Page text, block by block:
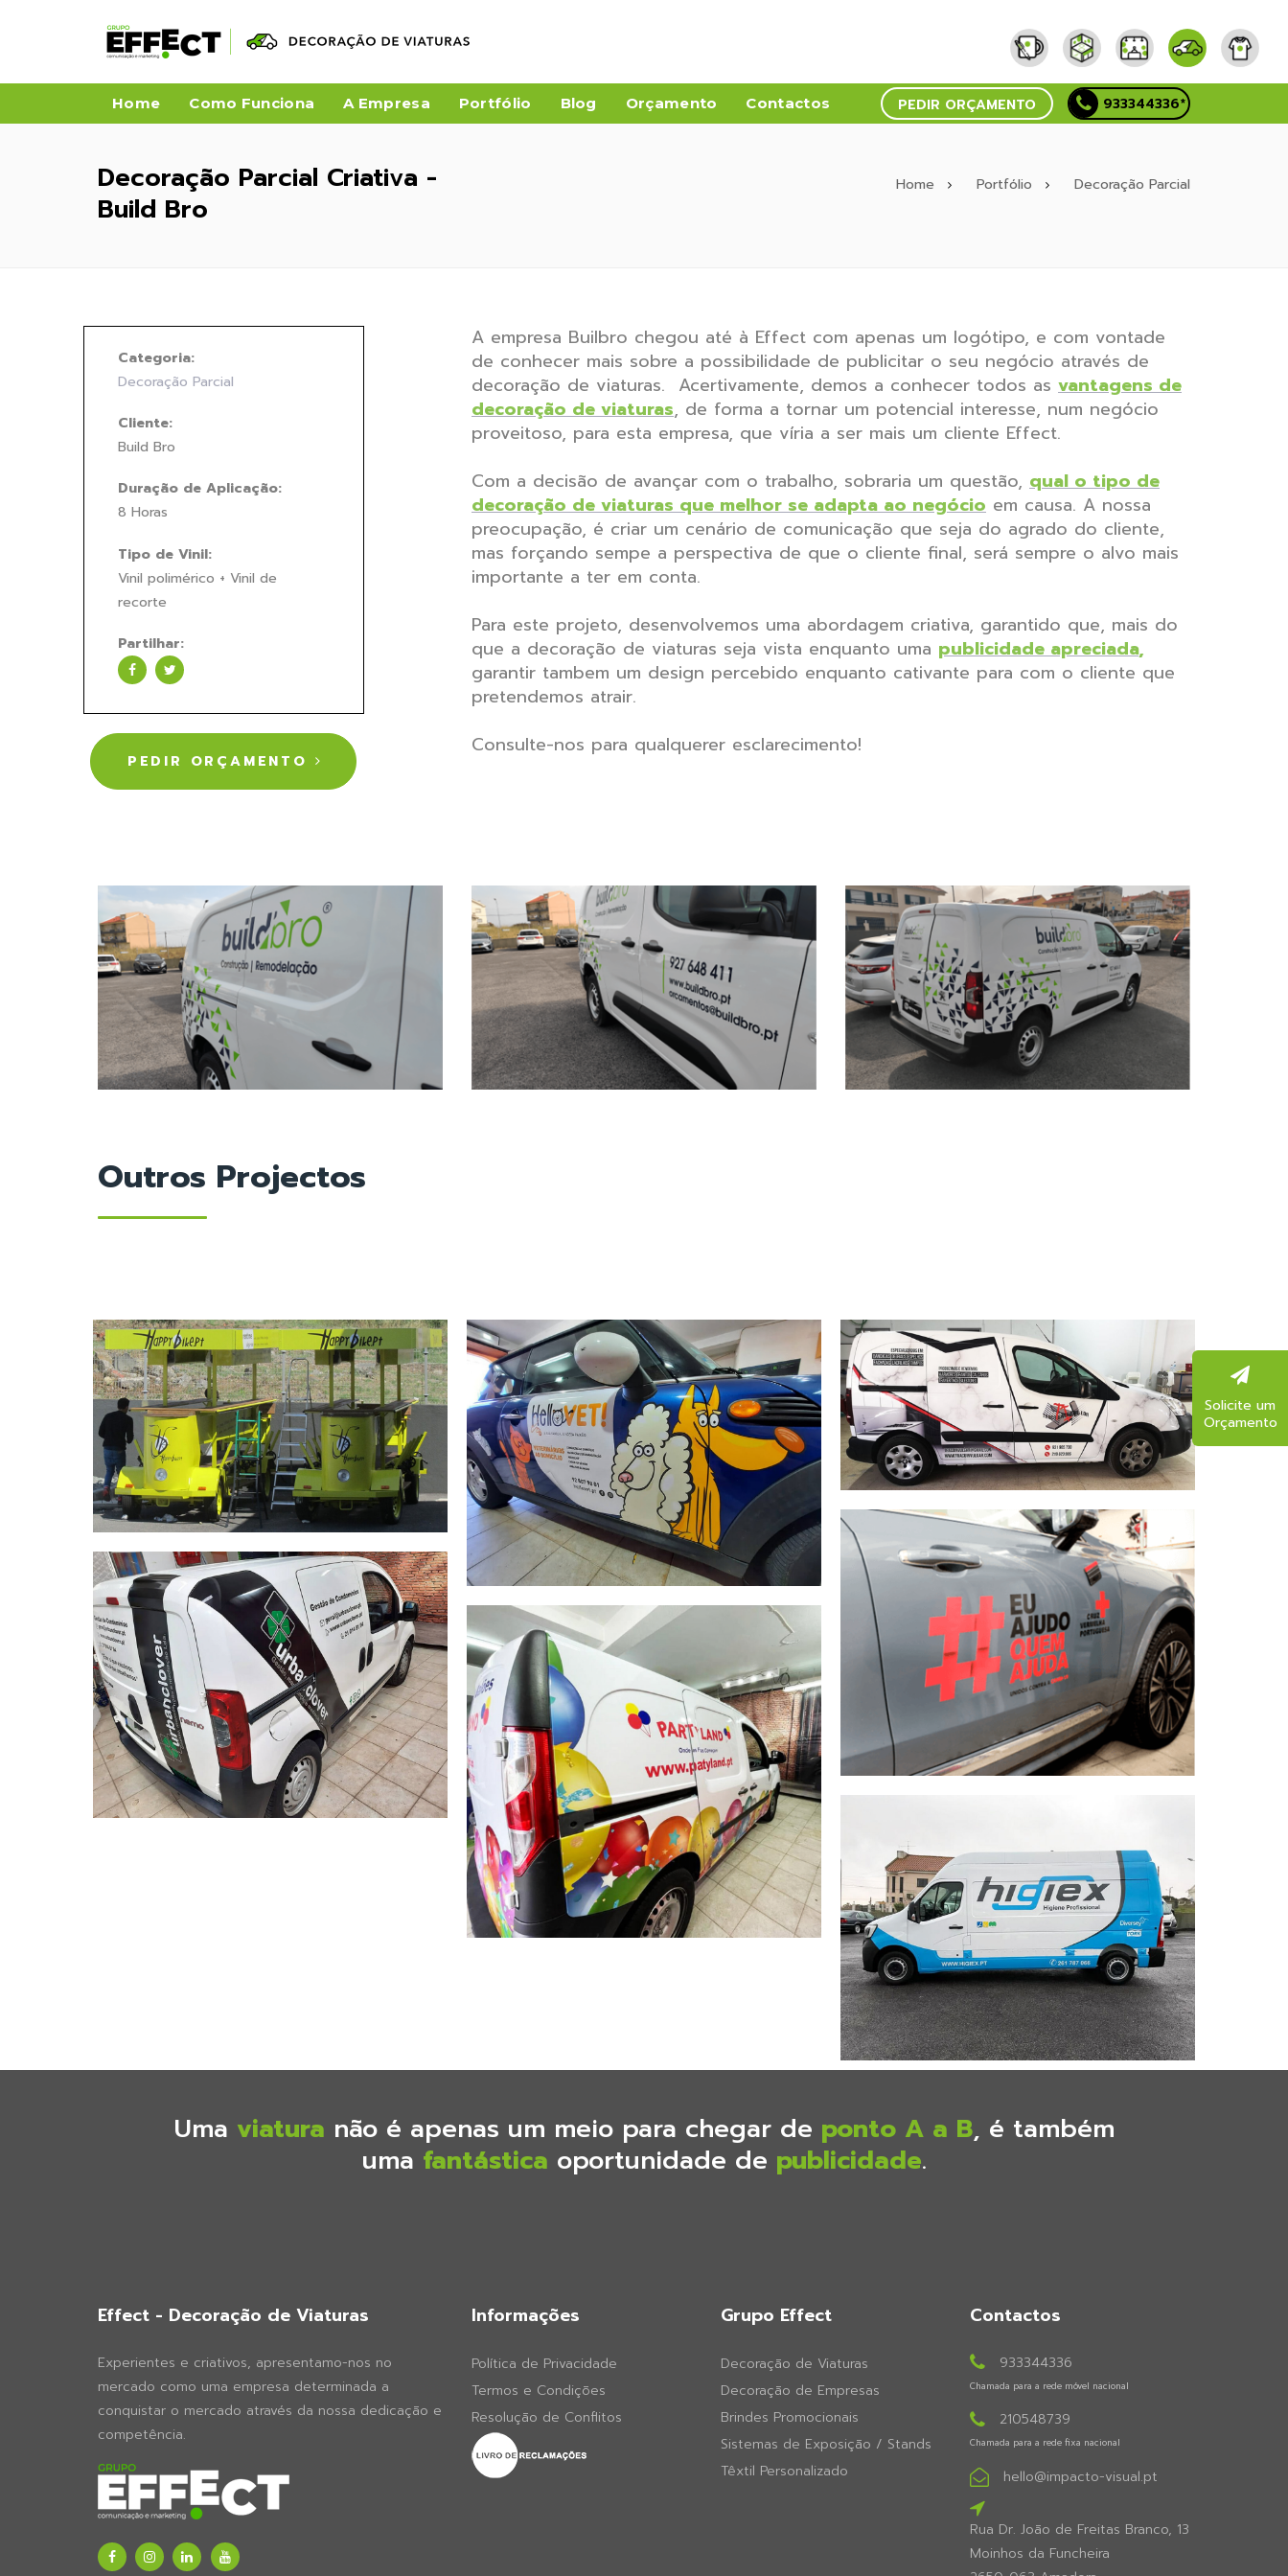
Home Como Funciona A Empresa Portfólio Blog Orçamento Contactos PEDIR ORÇAMENTO 933344336*
Decoração Parcial Criativa -
Build Bro
Home Portfólio Decoração Parcial
Categoria:
Decoração Parcial
Cliente:
Build Bro
Duração de Aplicação:
8 Horas
Tipo de Vinil:
Vinil polimérico + Vinil de
recorte
Partilhar:
PEDIR ORÇAMENTO
A empresa Builbro chegou até à Effect com apenas um logótipo, e com vontade
de conhecer mais sobre a possibilidade de publicitar o seu negócio através de
decoração de viaturas. Acertivamente, demos a conhecer todos as vantagens de
decoração de viaturas, de forma a tornar um potencial interesse, num negócio
proveitoso, para esta empresa, que víria a ser mais um cliente Effect.
Com a decisão de avançar com o trabalho, sobraria um questão, qual o tipo de
decoração de viaturas que melhor se adapta ao negócio em causa. A nossa
preocupação, é criar um cenário de comunicação que seja do agrado do cliente,
mas forçando sempe a perspectiva de que o cliente final, será sempre o alvo mais
importante a ter em conta.
Para este projeto, desenvolvemos uma abordagem criativa, garantido que, mais do
que a decoração de viaturas seja vista enquanto uma publicidade apreciada,
garantir tambem um design percebido enquanto cativante para com o cliente que
pretendemos atrair.
Consulte-nos para qualquerer esclarecimento!
Outros Projectos
Uma viatura não é apenas um meio para chegar de ponto A a B, é também
uma fantástica oportunidade de publicidade.
Effect - Decoração de Viaturas
Experientes e criativos, apresentamo-nos no
mercado como uma empresa determinada a
conquistar o mercado através da nossa dedicação e
competência.
Informações
Política de Privacidade
Termos e Condições
Resolução de Conflitos
Grupo Effect
Decoração de Viaturas
Decoração de Empresas
Brindes Promocionais
Sistemas de Exposição / Stands
Têxtil Personalizado
Contactos
933344336
Chamada para a rede móvel nacional
210548739
Chamada para a rede fixa nacional
hello@impacto-visual.pt
Rua Dr. João de Freitas Branco, 13
Moinhos da Funcheira
Solicite um
Orçamento